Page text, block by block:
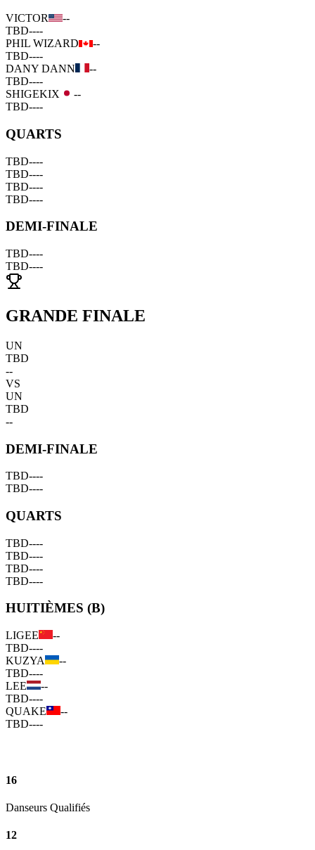
VICTOR
--
TBD----
PHIL WIZARD
--
TBD----
DANY DANN
--
TBD----
SHIGEKIX
--
TBD----
QUARTS
TBD----
TBD----
TBD----
TBD----
DEMI-FINALE
TBD----
TBD----
GRANDE FINALE
UN
TBD
--
VS
UN
TBD
--
DEMI-FINALE
TBD----
TBD----
QUARTS
TBD----
TBD----
TBD----
TBD----
HUITIÈMES (B)
LIGEE
--
TBD----
KUZYA
--
TBD----
LEE
--
TBD----
QUAKE
--
TBD----
16
Danseurs Qualifiés
12